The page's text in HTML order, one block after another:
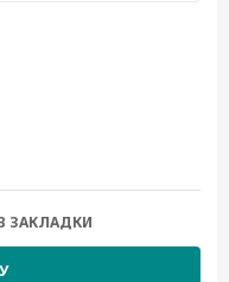
ЗАКЛАДКИ